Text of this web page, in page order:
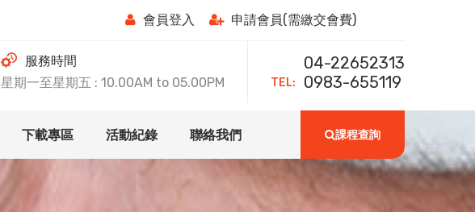
會員登入 申請會員(需繳交會費)
服務時間
星期一至星期五 : 10.00AM to 05.00PM
TEL:
04-22652313
0983-655119
下載專區 活動紀錄 聯絡我們 課程查詢